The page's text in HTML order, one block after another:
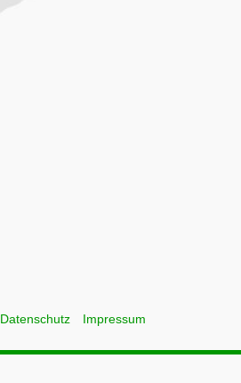
Datenschutz Impressum